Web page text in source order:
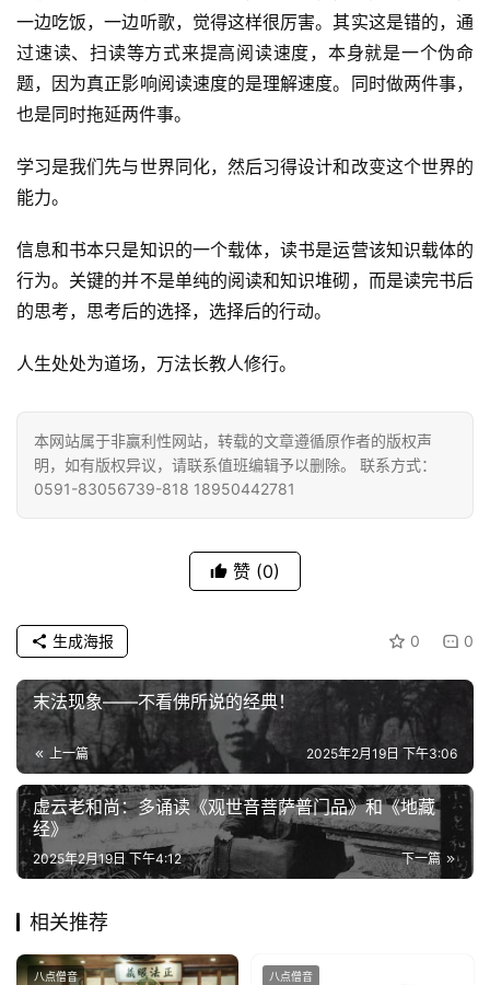
一边吃饭，一边听歌，觉得这样很厉害。其实这是错的，通
过速读、扫读等方式来提高阅读速度，本身就是一个伪命
题，因为真正影响阅读速度的是理解速度。同时做两件事，
也是同时拖延两件事。
学习是我们先与世界同化，然后习得设计和改变这个世界的
能力。
信息和书本只是知识的一个载体，读书是运营该知识载体的
行为。关键的并不是单纯的阅读和知识堆砌，而是读完书后
的思考，思考后的选择，选择后的行动。
人生处处为道场，万法长教人修行。
本网站属于非赢利性网站，转载的文章遵循原作者的版权声
明，如有版权异议，请联系值班编辑予以删除。 联系方式：
0591-83056739-818 18950442781
赞 (0)
0 0
生成海报
末法现象——不看佛所说的经典！
上一篇 2025年2月19日 下午3:06
虚云老和尚：多诵读《观世音菩萨普门品》和《地藏
经》
下一篇
2025年2月19日 下午4:12
相关推荐
八点僧音 八点僧音